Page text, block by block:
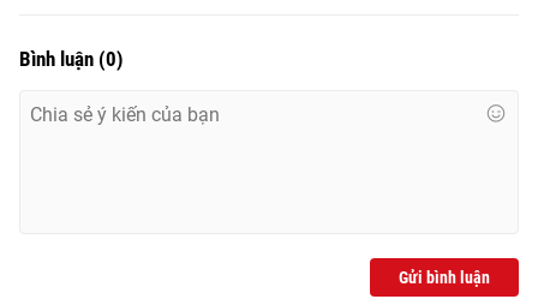
Bình luận (0)
Gửi bình luận